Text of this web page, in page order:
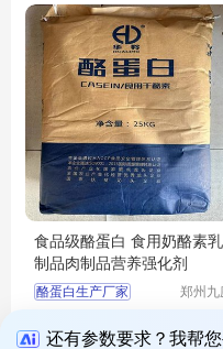
食品级酪蛋白 食用奶酪素乳
制品肉制品营养强化剂
酪蛋白生产厂家
干酪素生产厂家
郑州九
有限公
￥ 45.00
还有参数要求？我帮